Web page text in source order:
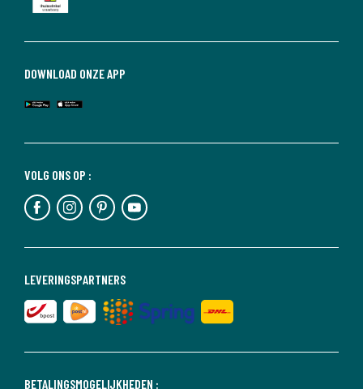
BETALINGSMOGELIJKHEDEN :
LEVERINGSPARTNERS
VOLG ONS OP :
DOWNLOAD ONZE APP